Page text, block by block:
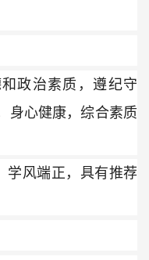
政治素质，遵纪守
身心健康，综合素质
学风端正，具有推荐